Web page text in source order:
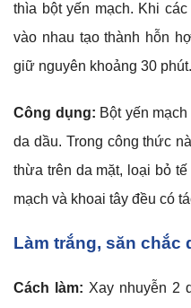
thìa bột yến mạch. Khi
vào nhau tạo thành hỗn
giữ nguyên khoảng 30 phút.
Công dụng: Bột yến
da dầu. Trong công thức
thừa trên da mặt, loại bỏ
mạch và khoai tây đều có
Làm trắng, săn chắc
Cách làm: Xay nhuyễn 2